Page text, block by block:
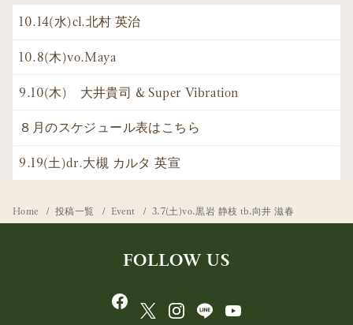
10.14(水)cl.北村 英治
10.8(木)vo.Maya
9.10(木) 大井貴司 & Super Vibration
８月のスケジュール表はこちら
9.19(土)dr.大槻 カルタ 英宣
Home 投稿一覧 Event 3.7(土)vo.黒岩 静枝 tb.向井 滋春
FOLLOW US